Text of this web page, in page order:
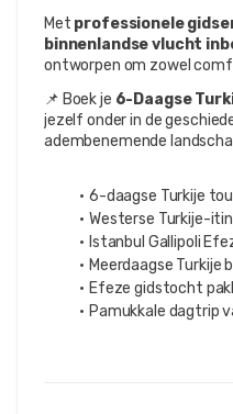
Met professionele
binnenlandse vlucht
ontworpen om zowel
📌 Boek je 6-Daagse
jezelf onder in de
adembenemende
6-daagse Turkije
Westerse Turkije-
Istanbul Gallipoli
Meerdaagse Turkije
Efeze gidstocht
Pamukkale dagtrip